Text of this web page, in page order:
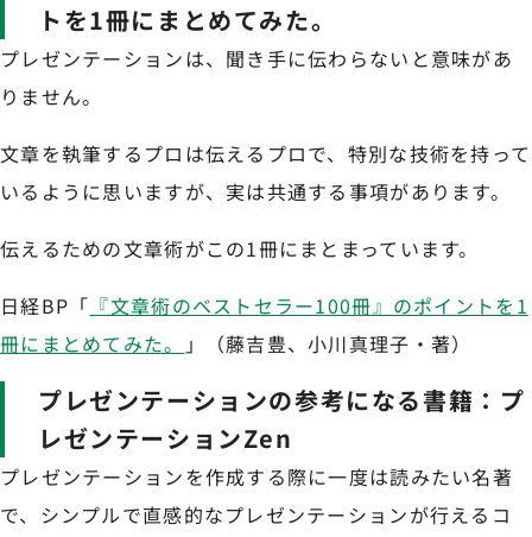
トを1冊にまとめてみた。
プレゼンテーションは、聞き手に伝わらないと意味があ
りません。
文章を執筆するプロは伝えるプロで、特別な技術を持って
いるように思いますが、実は共通する事項があります。
伝えるための文章術がこの1冊にまとまっています。
日経BP「 『文章術のベストセラー100冊』のポイントを1
冊にまとめてみた。
」（藤吉豊、小川真理子・著）
プレゼンテーションの参考になる書籍：プ
レゼンテーションZen
プレゼンテーションを作成する際に一度は読みたい名著
で、シンプルで直感的なプレゼンテーションが行えるコ